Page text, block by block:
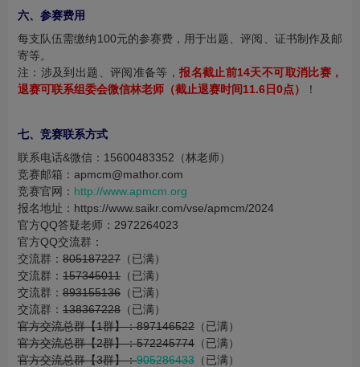
六、参赛费用
每支队伍需缴纳100元的参赛费，用于出题、评阅、证书制作及邮
寄等。
注：涉及到出题、评阅准备等，报名截止前14天不可取消比赛，
退赛可联系组委会微信林老师（截止退赛时间11.6日0点）
！
七、竞赛联系方式
联系电话&微信：15600483352（林老师）
竞赛邮箱：apmcm@mathor.com
竞赛官网： http://www.apmcm.org
报名地址：https://www.saikr.com/vse/apmcm/2024
官方QQ答疑老师：2972264023
官方QQ交流群：
交流群： 805187227 （已满）
交流群： 157345011 （已满）
交流群： 893155136 （已满）
交流群： 138367228 （已满）
官方交流总群【1群】：897146522 （已满）
官方交流总群【2群】：572245774 （已满）
官方交流总群【3群】：905286433 （已满）